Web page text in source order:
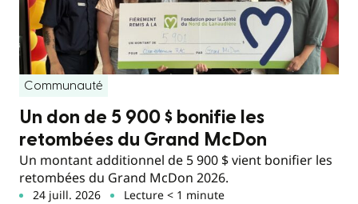
Communauté
Un don de 5 900 $ bonifie les
retombées du Grand McDon
Un montant additionnel de 5 900 $ vient bonifier les
retombées du Grand McDon 2026.
24 juill. 2026 Lecture < 1 minute